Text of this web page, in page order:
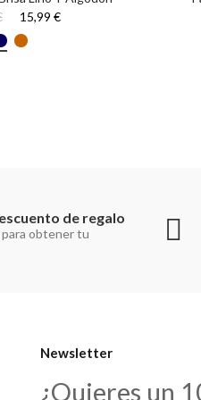
15,99 €
de regalo
obtener tu
Newsletter
¿Quieres un